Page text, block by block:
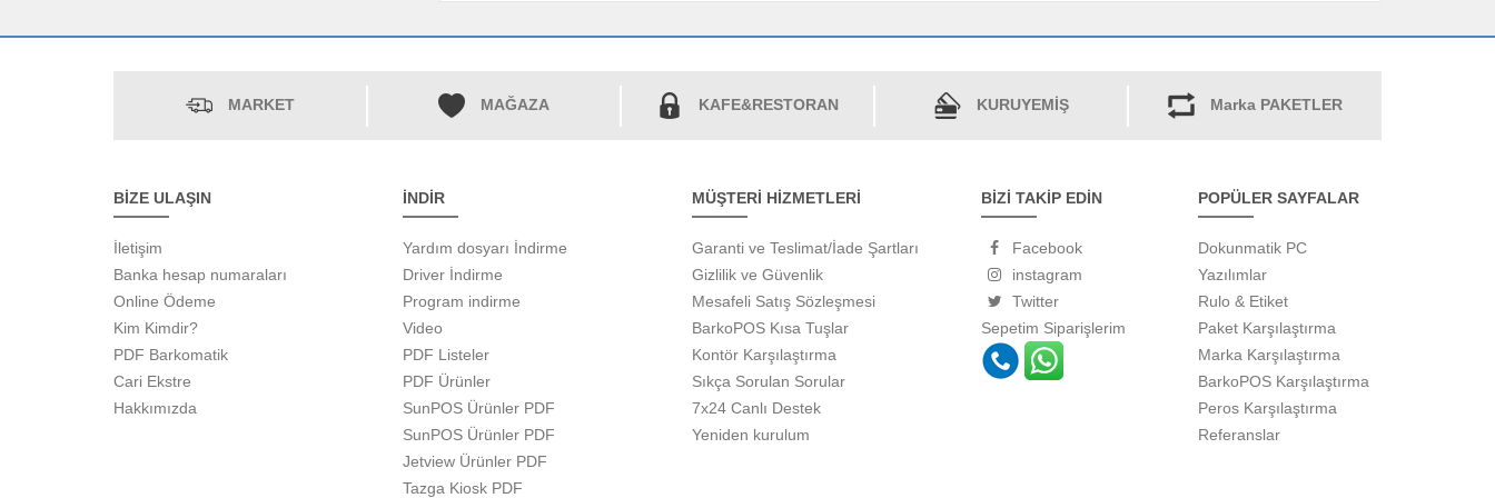
MARKET MAĞAZA KAFE&RESTORAN KURUYEMİŞ Marka PAKETLER
BİZE ULAŞIN
İletişim
Banka hesap numaraları
Online Ödeme
Kim Kimdir?
PDF Barkomatik
Cari Ekstre
Hakkımızda
İNDİR
Yardım dosyarı İndirme
Driver İndirme
Program indirme
Video
PDF Listeler
PDF Ürünler
SunPOS Ürünler PDF
SunPOS Ürünler PDF
Jetview Ürünler PDF
Tazga Kiosk PDF
MÜŞTERİ HİZMETLERİ
Garanti ve Teslimat/İade Şartları
Gizlilik ve Güvenlik
Mesafeli Satış Sözleşmesi
BarkoPOS Kısa Tuşlar
Kontör Karşılaştırma
Sıkça Sorulan Sorular
7x24 Canlı Destek
Yeniden kurulum
BİZİ TAKİP EDİN
Facebook
instagram
Twitter
Sepetim Siparişlerim
POPÜLER SAYFALAR
Dokunmatik PC
Yazılımlar
Rulo & Etiket
Paket Karşılaştırma
Marka Karşılaştırma
BarkoPOS Karşılaştırma
Peros Karşılaştırma
Referanslar